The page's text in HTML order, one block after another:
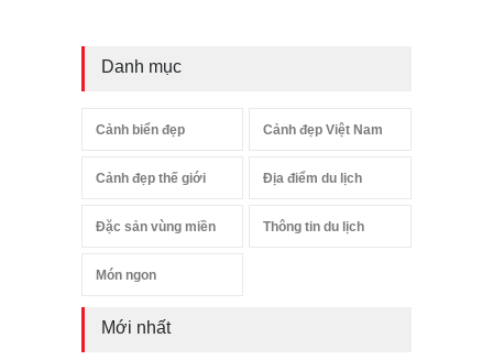
Danh mục
Cảnh biển đẹp Cảnh đẹp Việt Nam
Cảnh đẹp thế giới Địa điểm du lịch
Đặc sản vùng miền Thông tin du lịch
Món ngon
Mới nhất